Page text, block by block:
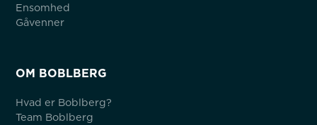
Ensomhed
Gåvenner
OM BOBLBERG
Hvad er Boblberg?
Team Boblberg